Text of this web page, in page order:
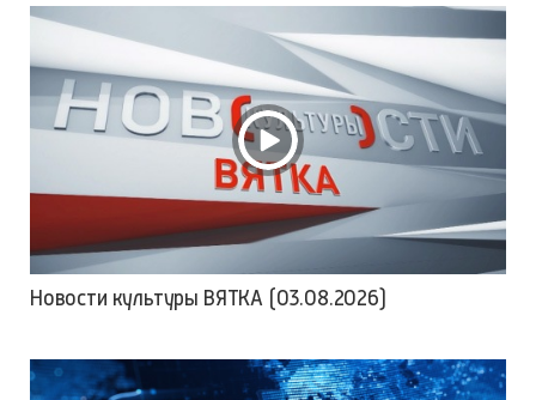
Новости культуры ВЯТКА (03.08.2026)